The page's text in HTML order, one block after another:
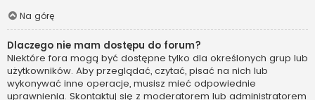
Na górę
Dlaczego nie mam dostępu do forum?
Niektóre fora mogą być dostępne tylko dla określonych grup lub
użytkowników. Aby przeglądać, czytać, pisać na nich lub
wykonywać inne operacje, musisz mieć odpowiednie
uprawnienia. Skontaktuj się z moderatorem lub administratorem